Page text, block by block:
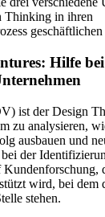
Thinking in ihren
Hilfe
ist der Design
zu analysieren,
ausbauen und
der
wird, bei dem
stehen.